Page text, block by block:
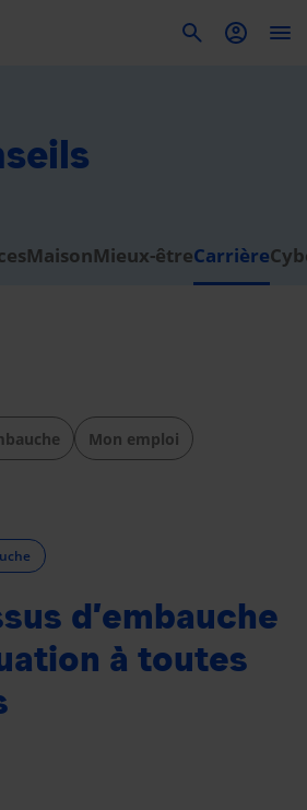
MaisonMieux-êtreCarrière
Mon emploi
d’embauche
à toutes